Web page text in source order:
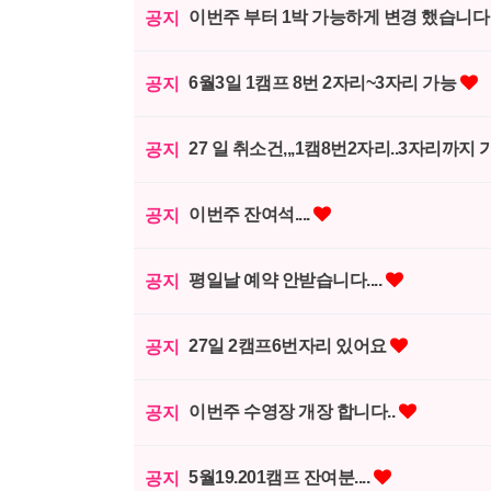
공지 이번주 부터 1박 가능하게 변경 했습니다
공지 6월3일 1캠프 8번 2자리~3자리 가능
공지 27 일 취소건,,,1캠8번2자리..3자리까지
공지 이번주 잔여석....
공지 평일날 예약 안받습니다....
공지 27일 2캠프6번자리 있어요
공지 이번주 수영장 개장 합니다..
공지 5월19.201캠프 잔여분....